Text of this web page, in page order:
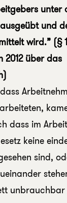
unter
und
wird.” (§
2012 über das
dass im
keine
sind,
unbrauchbar